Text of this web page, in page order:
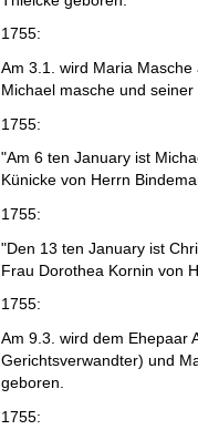
1755:
Am 3.1. wird Maria
Michael masche und
1755:
"Am 6 ten January ist
Künicke von Herrn
1755:
"Den 13 ten January ist
Frau Dorothea Kornin von
1755:
Am 9.3. wird dem Ehepaar
Gerichtsverwandter) und
geboren.
1755: